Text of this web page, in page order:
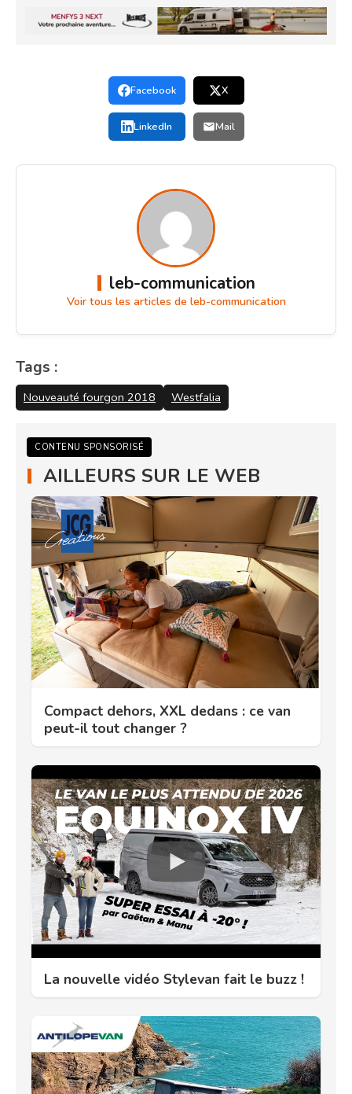
Facebook X
LinkedIn Mail
leb-communication
Voir tous les articles de leb-communication
Tags :
Nouveauté fourgon 2018 Westfalia
CONTENU SPONSORISÉ
AILLEURS SUR LE WEB
Compact dehors, XXL dedans : ce van
peut-il tout changer ?
La nouvelle vidéo Stylevan fait le buzz !